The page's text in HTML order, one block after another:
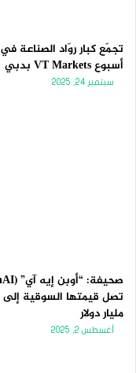
تجمّع كبار روّاد الصناعة في
أسبوع VT Markets بدبي
سبتمبر 24, 2025
مليار دولار
أغسطس 2, 2025